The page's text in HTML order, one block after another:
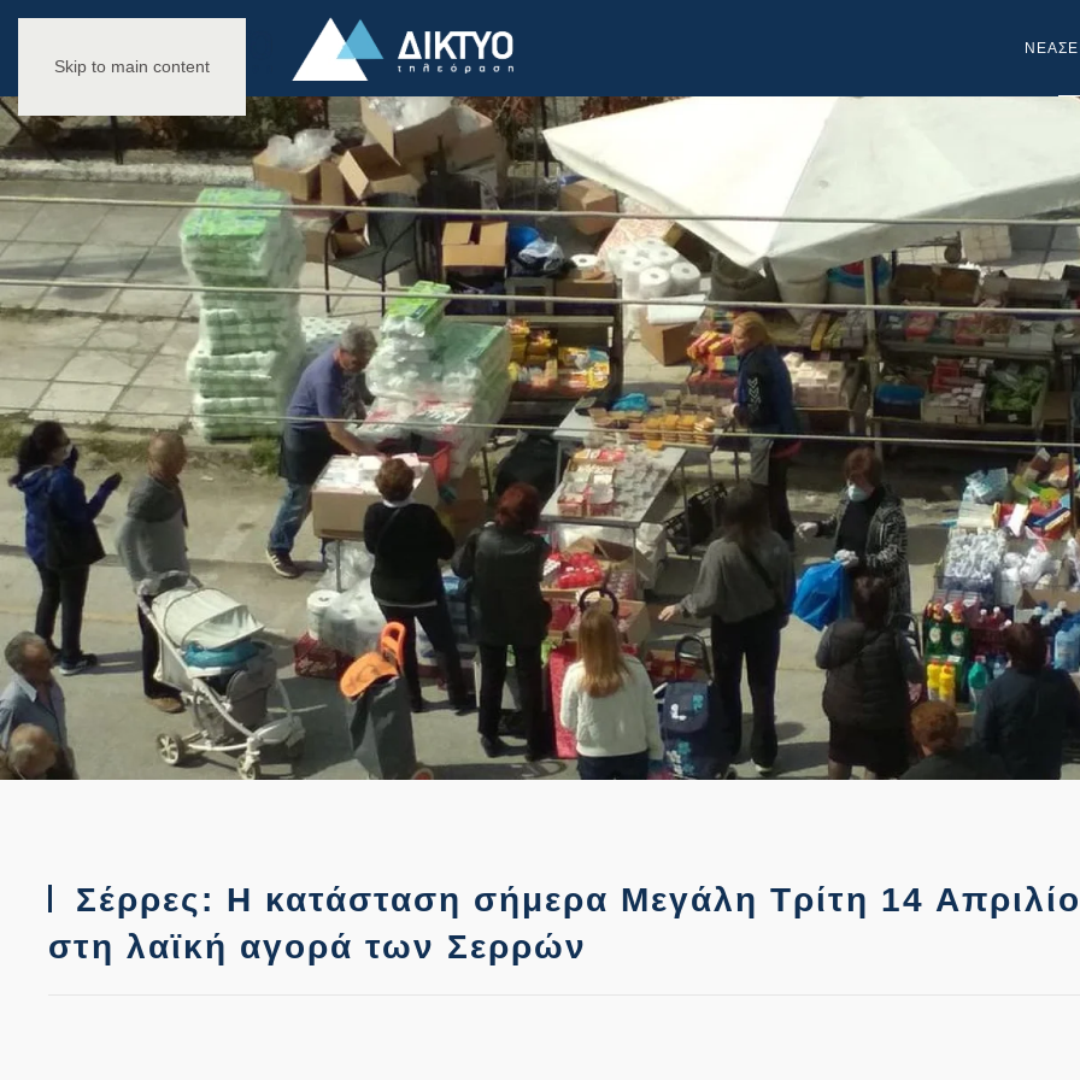
Skip to main content
NEA
Σέρρες: Η κατάσταση σήμερα Μεγάλη Τρίτη 14
στη λαϊκή αγορά των Σερρών